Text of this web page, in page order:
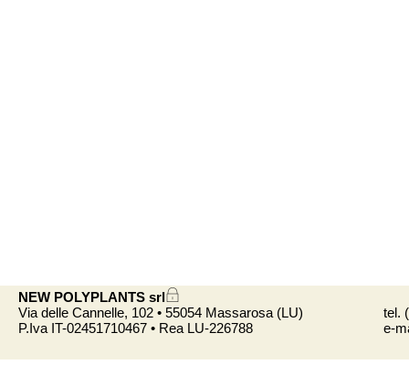
NEW POLYPLANTS srl
Via delle Cannelle, 102 • 55054 Massarosa (LU)
P.Iva IT-02451710467 • Rea LU-226788
tel.
e-